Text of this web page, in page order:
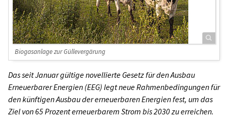
Biogasanlage zur Güllevergärung
Das seit Januar gültige novellierte Gesetz für den Ausbau
Erneuerbarer Energien (EEG) legt neue Rahmenbedingungen für
den künftigen Ausbau der erneuerbaren Energien fest, um das
Ziel von 65 Prozent erneuerbarem Strom bis 2030 zu erreichen.